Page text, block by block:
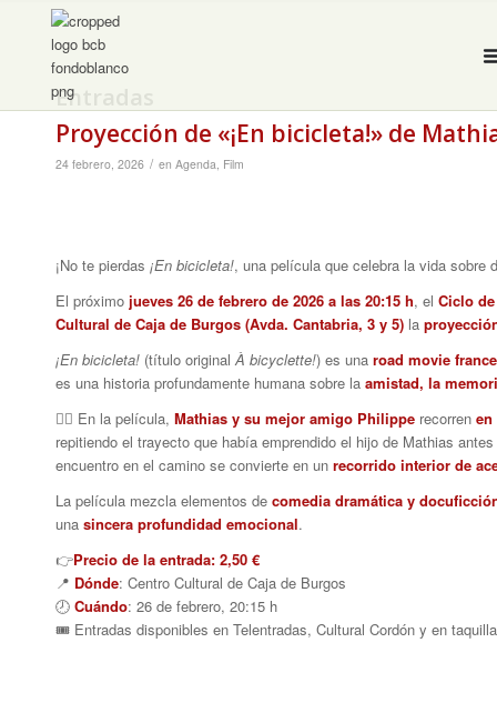
Entradas
Proyección de «¡En bicicleta!» de
24 febrero, 2026 / en Agenda, Film
¡No te pierdas ¡En bicicleta!, una película que celebra la vida sobre
El próximo jueves 26 de febrero de 2026 a las 20:15 h, el Ciclo
Cultural de Caja de Burgos (Avda. Cantabria, 3 y 5) la
¡En bicicleta! (título originalÀ bicyclette!) es una road movie
es una historia profundamente humana sobre la amistad, la
🚴‍♂️ En la película, Mathias y su mejor amigo Philippe recorren en
repitiendo el trayecto que había emprendido el hijo de Mathias
encuentro en el camino se convierte en un recorrido interior de
La película mezcla elementos de comedia dramática y
una sincera profundidad emocional.
👉Precio de la entrada: 2,50 €
📍 Dónde: Centro Cultural de Caja de Burgos
🕗 Cuándo: 26 de febrero, 20:15 h
🎟️ Entradas disponibles en Telentradas, Cultural Cordón y en